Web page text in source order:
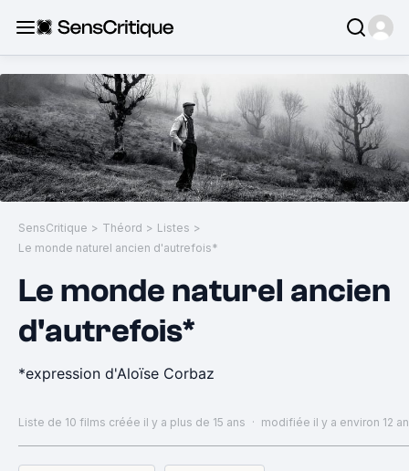
SensCritique > Théord > Listes >
Le monde naturel ancien d'autrefois*
Le monde naturel ancien
d'autrefois*
*expression d'Aloïse Corbaz
Liste de 10 films créée il y a plus de 15 ans · modifiée il y a environ 12